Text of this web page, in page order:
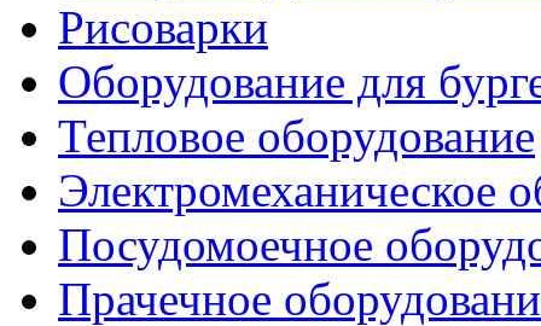
Рисоварки
Оборудование для
Тепловое оборудование
Электромеханическое
Посудомоечное
Прачечное